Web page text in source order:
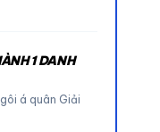
1 DANH
á quân Giải